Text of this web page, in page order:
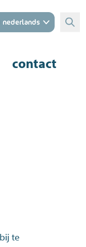
nederlands
contact
te